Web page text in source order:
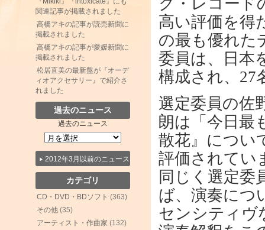
関連記事が掲載されました
高橋アキの記事が読売新聞に
掲載されました
高橋アキの記事が愛媛新聞に
掲載されました
松居直美の最新盤が『オーデ
ィオアクセサリー』で紹介さ
れました
過去のニュース
過去のニュース
2012年3月以前のニュース
カテゴリ
CD・DVD・BDソフト (363)
その他 (35)
アーティスト・作曲家 (132)
高い評価を得
の最も優れた
委員は、日本
構成され、27
選定委員の佐
朗は「今日最
散花』につい
評価されてい
同じく選定委
ば、演奏につ
センシティヴ